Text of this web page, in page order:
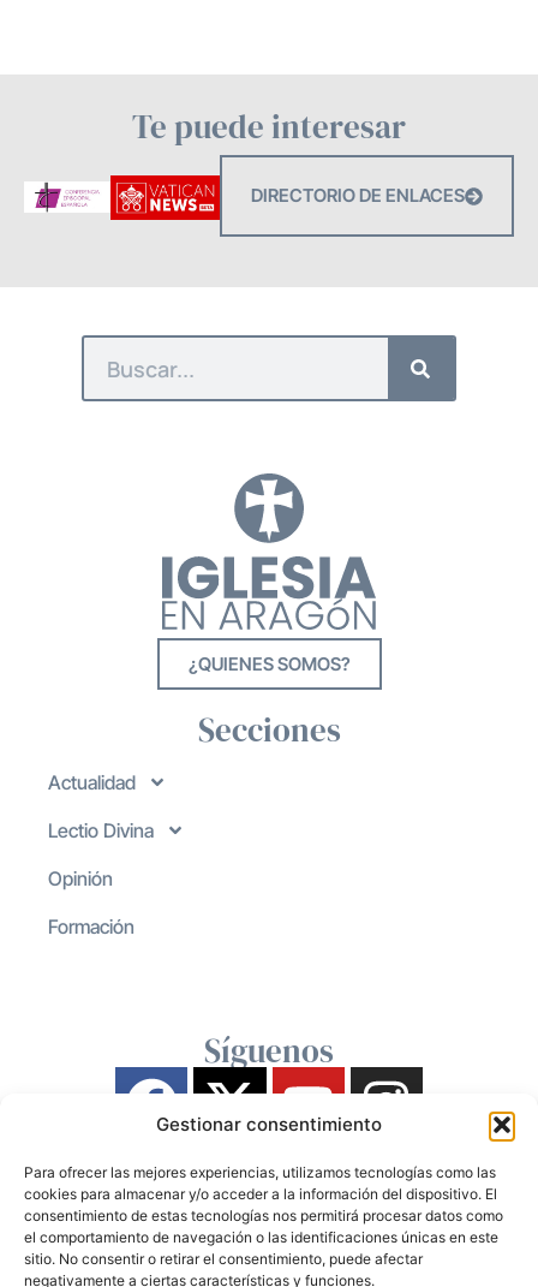
Gestionar consentimiento
Para ofrecer las mejores experiencias, utilizamos tecnologías como las
cookies para almacenar y/o acceder a la información del dispositivo. El
consentimiento de estas tecnologías nos permitirá procesar datos como
el comportamiento de navegación o las identificaciones únicas en este
sitio. No consentir o retirar el consentimiento, puede afectar
negativamente a ciertas características y funciones.
Te puede interesar
DIRECTORIO DE ENLACES
¿QUIENES SOMOS?
Secciones
Actualidad
Lectio Divina
Opinión
Formación
Síguenos